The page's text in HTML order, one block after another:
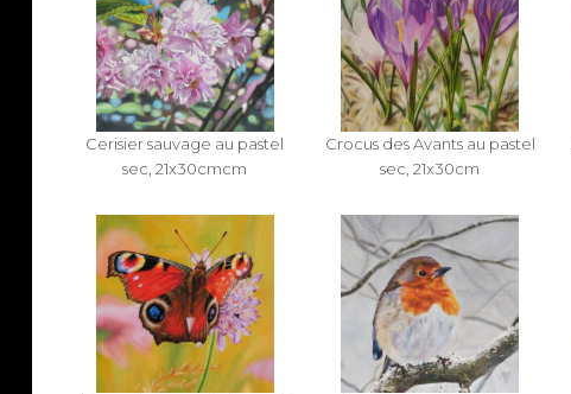
Cerisier sauvage au pastel
sec, 21x30cmcm
Crocus des Avants au pastel
sec, 21x30cm